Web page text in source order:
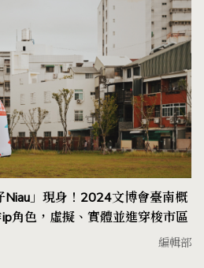
Niau」現身！2024文博會臺南概
角色，虛擬、實體並進穿梭市區
編輯部